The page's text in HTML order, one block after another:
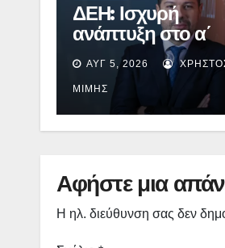
ΔΕΗ: Ισχυρή
ανάπτυξη στο α΄
εξάμηνο με
προσαρμοσμένο
EBITDA στα €1,2
ΑΥΓ 5, 2026
ΜΊΜΗΣ
Αφήστε μια
Η ηλ. διεύθυνση σας δεν